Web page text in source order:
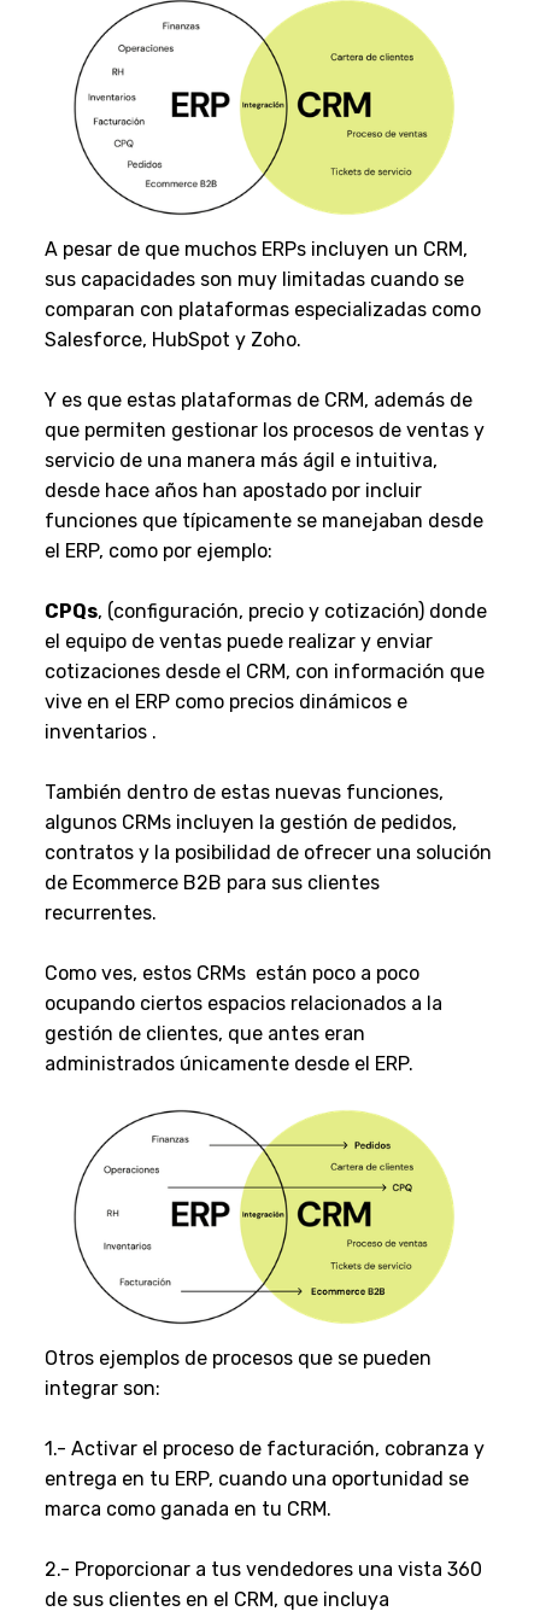
A pesar de que muchos ERPs incluyen un CRM,
sus capacidades son muy limitadas cuando se
comparan con plataformas especializadas como
Salesforce, HubSpot y Zoho.
Y es que estas plataformas de CRM, además de
que permiten gestionar los procesos de ventas y
servicio de una manera más ágil e intuitiva,
desde hace años han apostado por incluir
funciones que típicamente se manejaban desde
el ERP, como por ejemplo:
CPQs, (configuración, precio y cotización) donde
el equipo de ventas puede realizar y enviar
cotizaciones desde el CRM, con información que
vive en el ERP como precios dinámicos e
inventarios .
También dentro de estas nuevas funciones,
algunos CRMs incluyen la gestión de pedidos,
contratos y la posibilidad de ofrecer una solución
de Ecommerce B2B para sus clientes
recurrentes.
Como ves, estos CRMs están poco a poco
ocupando ciertos espacios relacionados a la
gestión de clientes, que antes eran
administrados únicamente desde el ERP.
Otros ejemplos de procesos que se pueden
integrar son:
1.- Activar el proceso de facturación, cobranza y
entrega en tu ERP, cuando una oportunidad se
marca como ganada en tu CRM.
2.- Proporcionar a tus vendedores una vista 360
de sus clientes en el CRM, que incluya